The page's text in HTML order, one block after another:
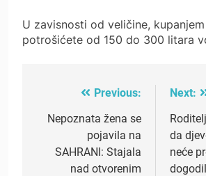
U zavisnosti od veličine,
potrošićete od 150 do 300 litara
navigation
Previous:
Nepoznata žena se
pojavila na
SAHRANI: Stajala
nad otvorenim
Next:
da
neće